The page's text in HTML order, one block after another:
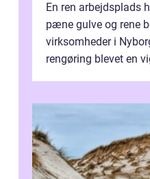
En ren arbejdsplads
pæne gulve og rene
virksomheder i
rengøring blevet en